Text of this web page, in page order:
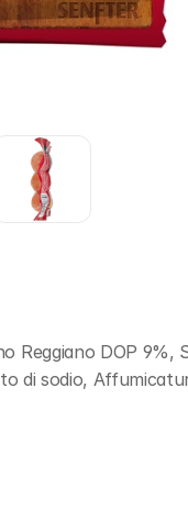
Reggiano DOP
di sodio,